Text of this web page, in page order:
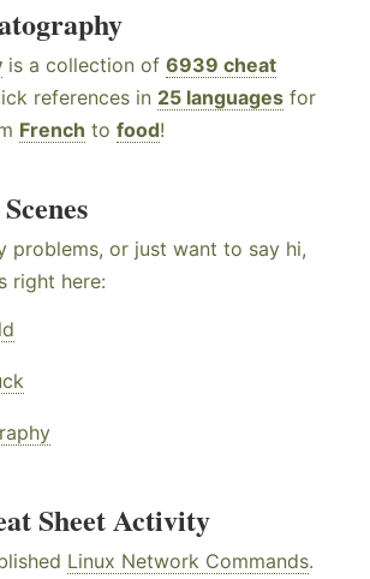
is a collection of 6939 cheat
references in 25 languages for
French to food!
problems, or just want to say hi,
right here:
Sheet Activity
Linux Network Commands.